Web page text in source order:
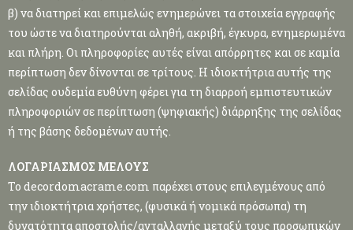
β) να διατηρεί και επιμελώς ενημερώνει τα στοιχεία εγγραφής
του ώστε να διατηρούνται αληθή, ακριβή, έγκυρα, ενημερωμένα
και πλήρη. Οι πληροφορίες αυτές είναι απόρρητες και σε καμία
περίπτωση δεν δίνονται σε τρίτους. Η ιδιοκτήτρια αυτής της
σελίδας ουδεμία ευθύνη φέρει για τη διαρροή εμπιστευτικών
πληροφοριών σε περίπτωση (ψηφιακής) διάρρηξης της σελίδας
ή της βάσης δεδομένων αυτής.
ΛΟΓΑΡΙΑΣΜΟΣ ΜΕΛΟΥΣ
Το decordomacrame.com παρέχει στους επιλεγμένους από
την ιδιοκτήτρια χρήστες, (φυσικά ή νομικά πρόσωπα) τη
δυνατότητα αποστολής/ανταλλαγής μεταξύ τους προσωπικών